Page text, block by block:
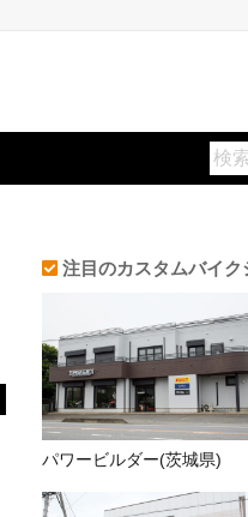
注目のカスタムバイク
パワービルダー(茨城県)